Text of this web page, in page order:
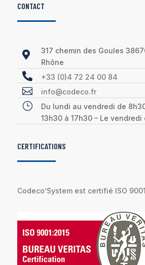
CONTACT

317 chemin des Goules
Rhône
 +33 (0)4 72 24 00 84
 info@codeco.fr
}
Du lundi au vendredi de
13h30 à 17h30 – Le vendredi
CERTIFICATIONS
Codeco’System est certifié ISO